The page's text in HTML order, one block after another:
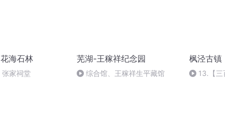
海石林
家祠堂
芜湖-王稼祥纪念园
综合馆、王稼祥生平藏馆
枫泾古镇
13.【三